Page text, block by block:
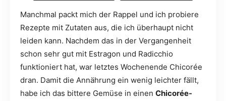
Manchmal packt mich der Rappel und ich probiere
Rezepte mit Zutaten aus, die ich überhaupt nicht
leiden kann. Nachdem das in der Vergangenheit
schon sehr gut mit Estragon und Radicchio
funktioniert hat, war letztes Wochenende Chicorée
dran. Damit die Annährung ein wenig leichter fällt,
habe ich das bittere Gemüse in einen Chicorée-